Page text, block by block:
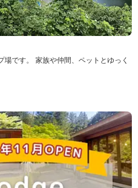
です。 家族や仲間、ペットとゆっく